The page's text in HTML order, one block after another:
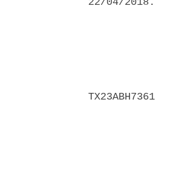
22/04/2018.